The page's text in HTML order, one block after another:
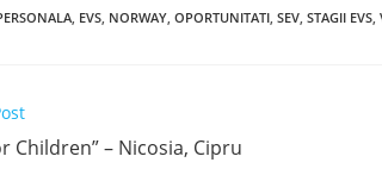
EVS NORWAY OPORTUNITATI SEV STAGII EVS
Children” – Nicosia, Cipru